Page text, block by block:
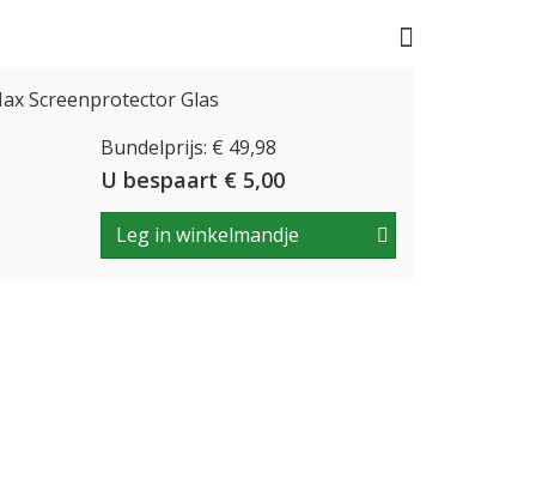
Screenprotector Glas
Bundelprijs: € 49,98
U bespaart € 5,00
Leg in winkelmandje